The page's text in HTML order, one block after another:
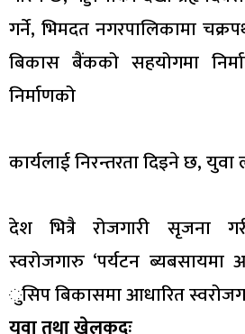
गर्ने, भिमदत नगरपालिकामा
बिकास बैंकको सहयोगमा
निर्माणको
कार्यलाई निरन्तरता दिइने छ, युवा
देश भित्रै रोजगारी सृजना
स्वरोजगारु ‘पर्यटन ब्यबसायमा
ुसिप बिकासमा आधारित